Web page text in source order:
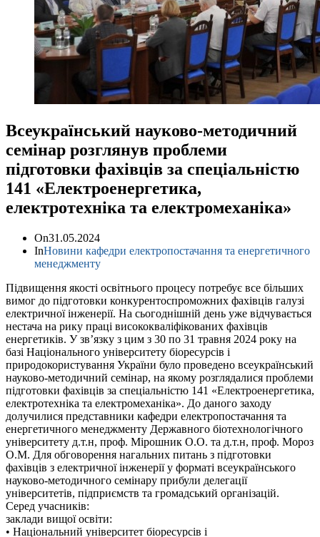
Всеукраїнський науково-методичний
семінар розглянув проблеми
підготовки фахівців за спеціальністю
141 «Електроенергетика,
електротехніка та електромеханіка»
On31.05.2024
InНовини кафедри електропостачання та енергетичного
менеджменту
Підвищення якості освітнього процесу потребує все більших
вимог до підготовки конкурентоспроможних фахівців галузі
електричної інженерії. На сьогоднішній день уже відчувається
нестача на рику праці висококваліфікованих фахівців
енергетиків. У зв’язку з цим з 30 по 31 травня 2024 року на
базі Національного університету біоресурсів і
природокористування України було проведено всеукраїнський
науково-методичний семінар, на якому розглядалися проблеми
підготовки фахівців за спеціальністю 141 «Електроенергетика,
електротехніка та електромеханіка». До даного заходу
долучилися представники кафедри електропостачання та
енергетичного менеджменту Державного біотехнологічного
університету д.т.н, проф. Мірошник О.О. та д.т.н, проф. Мороз
О.М. Для обговорення нагальних питань з підготовки
фахівців з електричної інженерії у форматі всеукраїнського
науково-методичного семінару прибули делегації
університетів, підприємств та громадський організацій.
Серед учасників:
заклади вищої освіти:
• Національний університет біоресурсів і